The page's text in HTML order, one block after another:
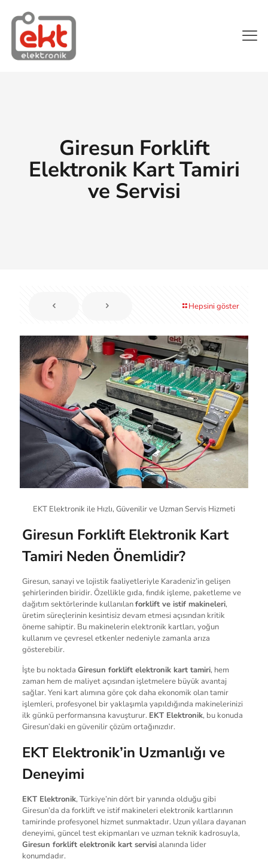
Giresun Forklift
Elektronik Kart Tamiri
ve Servisi
Hepsini göster
EKT Elektronik ile Hızlı, Güvenilir ve Uzman Servis Hizmeti
Giresun Forklift Elektronik Kart
Tamiri Neden Önemlidir?
Giresun, sanayi ve lojistik faaliyetleriyle Karadeniz’in gelişen
şehirlerinden biridir. Özellikle gıda, fındık işleme, paketleme ve
dağıtım sektörlerinde kullanılanforklift ve istif makineleri,
üretim süreçlerinin kesintisiz devam etmesi açısından kritik
öneme sahiptir. Bu makinelerin elektronik kartları, yoğun
kullanım ve çevresel etkenler nedeniyle zamanla arıza
gösterebilir.
İşte bu noktada Giresun forklift elektronik kart tamiri, hem
zaman hem de maliyet açısından işletmelere büyük avantaj
sağlar. Yeni kart alımına göre çok daha ekonomik olan tamir
işlemleri, profesyonel bir yaklaşımla yapıldığında makinelerinizi
ilk günkü performansına kavuşturur. EKT Elektronik, bu konuda
Giresun’daki en güvenilir çözüm ortağınızdır.
EKT Elektronik’in Uzmanlığı ve
Deneyimi
EKT Elektronik, Türkiye’nin dört bir yanında olduğu gibi
Giresun’da da forklift ve istif makineleri elektronik kartlarının
tamirinde profesyonel hizmet sunmaktadır. Uzun yıllara dayanan
deneyimi, güncel test ekipmanları ve uzman teknik kadrosuyla,
Giresun forklift elektronik kart servisialanında lider
konumdadır.